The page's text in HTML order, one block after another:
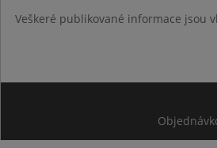
Veškeré publikované informace jsou